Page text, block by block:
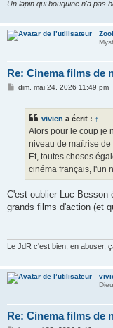
Un lapin qui bouquine n'a pas
Zool
Re: Cinema films de
Mdim. mai 24, 2026 11:49 pm
vivien a écrit : ↑
Alors pour le coup je
niveau de maîtrise
Et, toutes choses
cinéma français, l'un
C'est oublier Luc Besson
grands films d'action (et
Le JdR c'est bien, en abuser,
Re: Cinema films de